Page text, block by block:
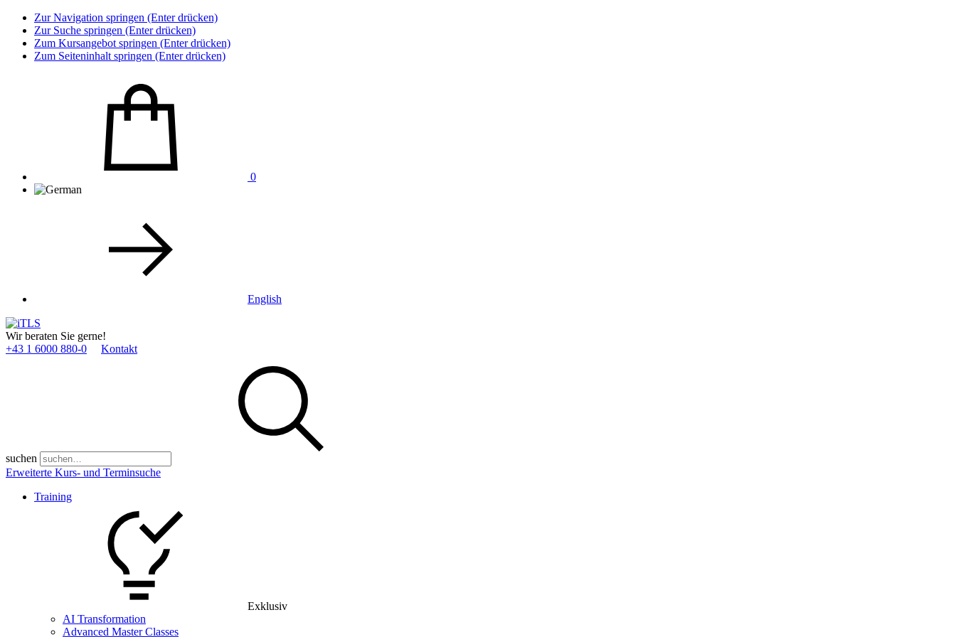
Zur Navigation springen (Enter drücken)
Zur Suche springen (Enter drücken)
Zum Kursangebot springen (Enter drücken)
Zum Seiteninhalt springen (Enter drücken)
0
English
Wir beraten Sie gerne!
+43 1 6000 880­-0
Kontakt
suchen
Erweiterte Kurs- und Terminsuche
Training
Exklusiv
AI Transformation
Advanced Master Classes